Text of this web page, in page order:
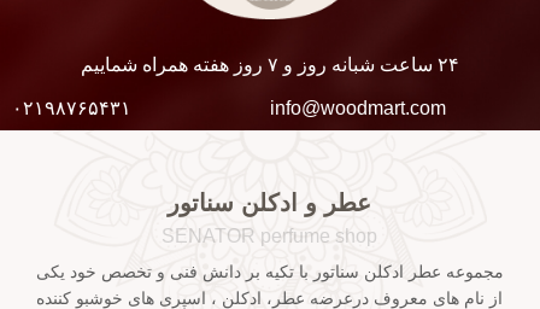
۲۴ ساعت شبانه روز و ۷ روز هفته همراه شماییم
info@woodmart.com ۰۲۱۹۸۷۶۵۴۳۱
عطر و ادکلن سناتور
SENATOR perfume shop
مجموعه عطر ادکلن سناتور با تکیه بر دانش فنی و تخصص خود یکی
از نام های معروف درعرضه عطر، ادکلن ، اسپری های خوشبو کننده